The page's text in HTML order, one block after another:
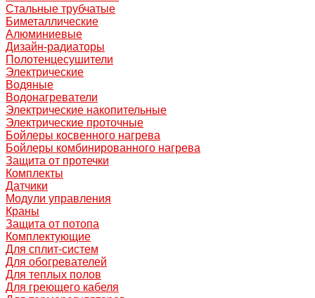
Стальные трубчатые
Биметаллические
Алюминиевые
Дизайн-радиаторы
Полотенцесушители
Электрические
Водяные
Водонагреватели
Электрические накопительные
Электрические проточные
Бойлеры косвенного нагрева
Бойлеры комбинированного нагрева
Защита от протечки
Комплекты
Датчики
Модули управления
Краны
Защита от потопа
Комплектующие
Для сплит-систем
Для обогревателей
Для теплых полов
Для греющего кабеля